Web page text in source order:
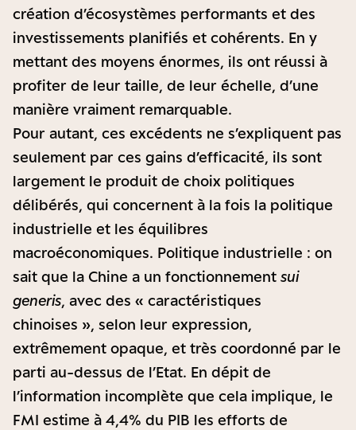
création d’écosystèmes performants et des
investissements planifiés et cohérents. En y
mettant des moyens énormes, ils ont réussi à
profiter de leur taille, de leur échelle, d’une
manière vraiment remarquable.
Pour autant, ces excédents ne s’expliquent pas
seulement par ces gains d’efficacité, ils sont
largement le produit de choix politiques
délibérés, qui concernent à la fois la politique
industrielle et les équilibres
macroéconomiques. Politique industrielle : on
sait que la Chine a un fonctionnement sui
generis, avec des « caractéristiques
chinoises », selon leur expression,
extrêmement opaque, et très coordonné par le
parti au-dessus de l’Etat. En dépit de
l’information incomplète que cela implique, le
FMI estime à 4,4% du PIB les efforts de